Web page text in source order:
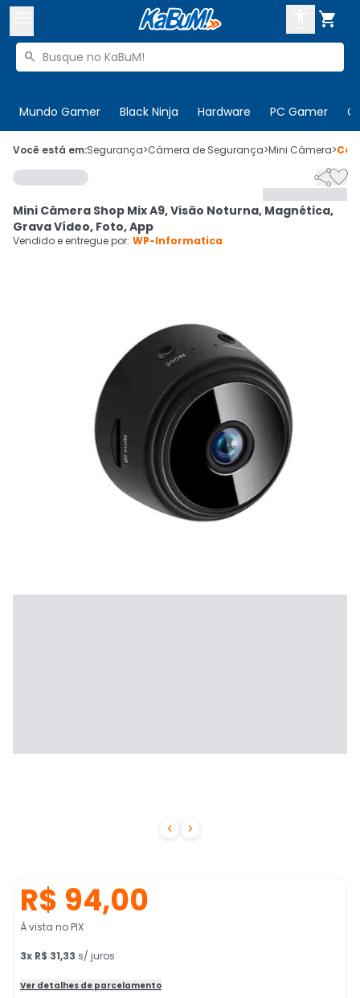

Buscar produtos

Mundo Gamer Black Ninja Hardware PC Gamer
 Olá. Acesse sua conta
 Departamentos
Cupons
CADASTRE-SE
Você está em:Segurança>Câmera de Segurança>Mini Câmera>
 

Mini Câmera Shop Mix A9, Visão Noturna, Magnética,
Grava Vídeo, Foto, App
Vendido e entregue por: WP-Informatica
R$ 94,00
À vista no PIX
3x R$ 31,33 s/ juros
Ver detalhes de parcelamento